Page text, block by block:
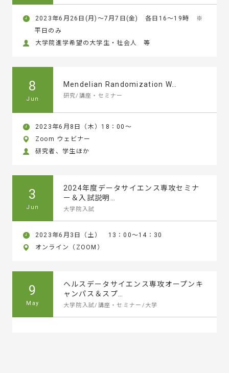
2023年6月26日(月)～7月7日(金) 各日16～19時 ※
平日のみ
大学院進学希望の大学生・社会人 等
8
Jun
Mendelian Randomization W…
研究/講座・セミナー
2023年6月8日（木）18：00～
Zoom ウェビナー
研究者、学生ほか
3
Jun
2024年度データサイエンス専攻セミナ
ー＆入試説明…
大学院入試
2023年6月3日（土） 13：00～14：30
オンライン（ZOOM）
9
May
ヘルスデータサイエンス専攻オープンキ
ャンパス＆スプ…
大学院入試/講座・セミナー/大学